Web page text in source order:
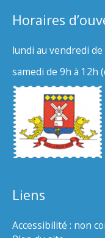
Horaires
lundi au vendredi
samedi de 9h à 12h
Liens
Accessibilité : non